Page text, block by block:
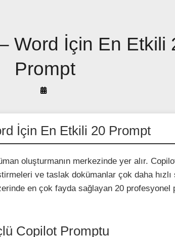
Word İçin En Etkili
Prompt
By
Akyüz
İçin En Etkili 20 Prompt
oluşturmanın merkezinde yer alır.
ve taslak dokümanlar çok daha hızlı
en çok fayda sağlayan 20 profesyonel
Copilot Promptu